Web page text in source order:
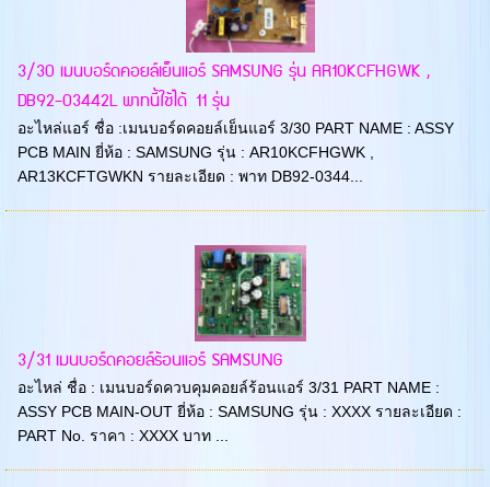
3/30 เมนบอร์ดคอยล์เย็นแอร์ SAMSUNG รุ่น AR10KCFHGWK ,
DB92-03442L พาทนี้ใช้ได้ 11 รุ่น
อะไหล่แอร์ ชื่อ :เมนบอร์ดคอยล์เย็นแอร์ 3/30 PART NAME : ASSY
PCB MAIN ยี่ห้อ : SAMSUNG รุ่น : AR10KCFHGWK ,
AR13KCFTGWKN รายละเอียด : พาท DB92-0344...
3/31 เมนบอร์ดคอยล์ร้อนแอร์ SAMSUNG
อะไหล่ ชื่อ : เมนบอร์ดควบคุมคอยล์ร้อนแอร์ 3/31 PART NAME :
ASSY PCB MAIN-OUT ยี่ห้อ : SAMSUNG รุ่น : XXXX รายละเอียด :
PART No. ราคา : XXXX บาท ...